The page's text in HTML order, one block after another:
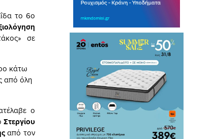
το 6ο
σε
κάτω
από όλη
ο
Στεργίου
από τον